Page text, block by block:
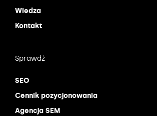
Wiedza
Kontakt
Sprawdź
SEO
Cennik pozycjonowania
Agencja SEM